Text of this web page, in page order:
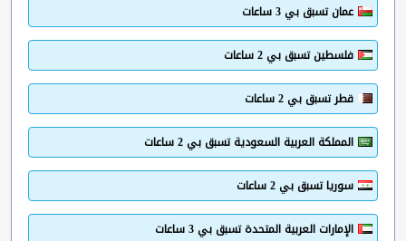
عمان تسبق بي 3 ساعات
فلسطين تسبق بي 2 ساعات
قطر تسبق بي 2 ساعات
المملكة العربية السعودية تسبق بي 2 ساعات
سوريا تسبق بي 2 ساعات
الإمارات العربية المتحدة تسبق بي 3 ساعات